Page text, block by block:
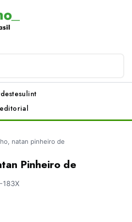
sulint
editorial
natan pinheiro de
Pinheiro de